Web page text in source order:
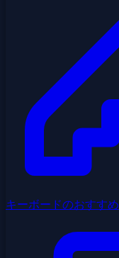
キーボードのおすすめ